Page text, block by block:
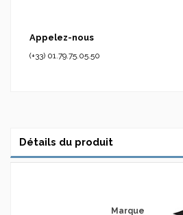
Appelez-nous
(+33) 01.79.75.05.50
Détails du produit
Marque